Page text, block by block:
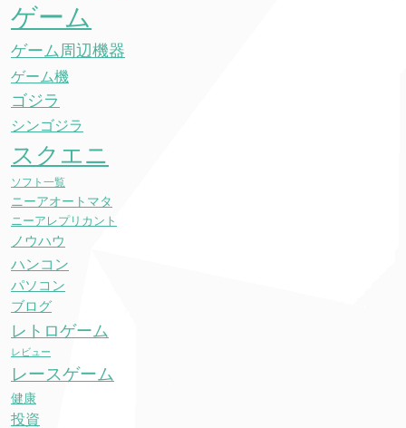
ゲーム
ゲーム周辺機器
ゲーム機
ゴジラ
シンゴジラ
スクエニ
ソフト一覧
ニーアオートマタ
ニーアレプリカント
ノウハウ
ハンコン
パソコン
ブログ
レトロゲーム
レビュー
レースゲーム
健康
投資